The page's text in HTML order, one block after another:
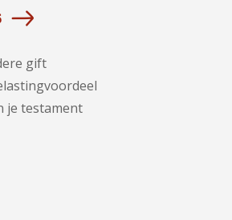
gift
je testament